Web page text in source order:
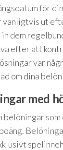
för
vanligtvis ut
dem
efter att
var
om dina
med
belöningar